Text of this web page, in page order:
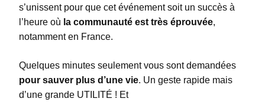
s’unissent pour que cet événement soit un succès à
l’heure où la communauté est très éprouvée,
notamment en France.
Quelques minutes seulement vous sont demandées
pour sauver plus d’une vie. Un geste rapide mais
d’une grande UTILITÉ ! Et